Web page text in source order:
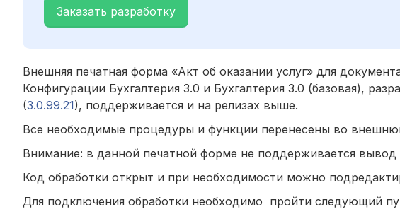
Заказать разработку
Внешняя печатная форма «Акт об оказании услуг» для
Конфигурации Бухгалтерия 3.0 и Бухгалтерия 3.0 (базовая),
(3.0.99.21), поддерживается и на релизах выше.
Все необходимые процедуры и функции перенесены во
Внимание: в данной печатной форме не поддерживается
Код обработки открыт и при необходимости можно
Для подключения обработки необходимо пройти следующий